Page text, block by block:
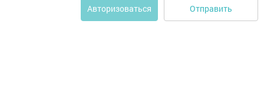
Авторизоваться Отправить